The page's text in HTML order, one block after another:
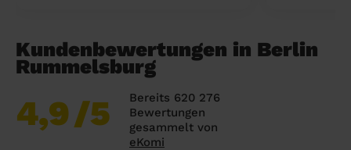
Kundenbewertungen in Berlin
Rummelsburg
4,9/5
Bereits 620 276
Bewertungen
gesammelt von
eKomi